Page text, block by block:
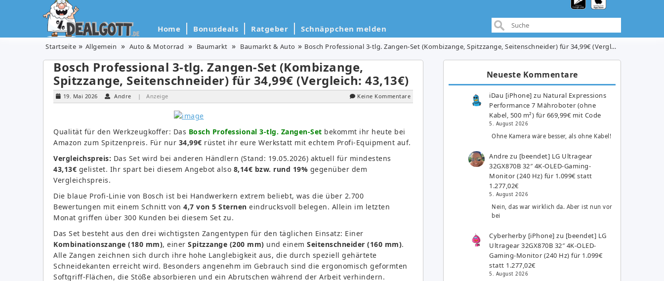
Home Bonusdeals Ratgeber Schnäppchen melden
Startseite Allgemein Auto & Motorrad Baumarkt Baumarkt & Auto Bosch Professional 3-tlg. Zangen-Set (Kombizange, Spitzzange, Seitenschneider) für 34,99€ (Vergleich: 43,13€)
Bosch Professional 3-tlg. Zangen-Set (Kombizange,
Spitzzange, Seitenschneider) für 34,99€ (Vergleich: 43,13€)
19. Mai 2026 Andre | Anzeige Keine Kommentare
Qualität für den Werkzeugkoffer: Das Bosch Professional 3-tlg. Zangen-Set bekommt ihr heute bei
Amazon zum Spitzenpreis. Für nur 34,99€ rüstet ihr eure Werkstatt mit echtem Profi-Equipment auf.
Vergleichspreis: Das Set wird bei anderen Händlern (Stand: 19.05.2026) aktuell für mindestens
43,13€ gelistet. Ihr spart bei diesem Angebot also 8,14€ bzw. rund 19% gegenüber dem
Vergleichspreis.
Die blaue Profi-Linie von Bosch ist bei Handwerkern extrem beliebt, was die über 2.700
Bewertungen mit einem Schnitt von 4,7 von 5 Sternen eindrucksvoll belegen. Allein im letzten
Monat griffen über 300 Kunden bei diesem Set zu.
Das Set besteht aus den drei wichtigsten Zangentypen für den täglichen Einsatz: Einer
Kombinationszange (180 mm), einer Spitzzange (200 mm) und einem Seitenschneider (160 mm).
Alle Zangen zeichnen sich durch ihre hohe Langlebigkeit aus, die durch speziell gehärtete
Schneidekanten erreicht wird. Besonders angenehm im Gebrauch sind die ergonomisch geformten
Softgriff-Flächen, die Stöße absorbieren und ein Abrutschen während der Arbeit verhindern.
Neueste Kommentare
iDau [iPhone] zu Natural Expressions
Performance 7 Mähroboter (ohne
Kabel, 500 m²) für 669,99€ mit Code
5. August 2026
Ohne Kamera wäre besser, als ohne Kabel!
Andre zu [beendet] LG Ultragear
32GX870B 32″ 4K-OLED-Gaming-
Monitor (240 Hz) für 1.099€ statt
1.277,02€
5. August 2026
Nein, das war wirklich da. Aber ist nun vor
bei
Cyberherby [iPhone] zu [beendet] LG
Ultragear 32GX870B 32″ 4K-OLED-
Gaming-Monitor (240 Hz) für 1.099€
statt 1.277,02€
5. August 2026